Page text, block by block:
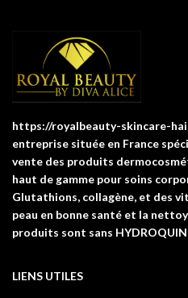
https://royalbeauty-skincare-
entreprise située en France
vente des produits
haut de gamme pour soins
Glutathions, collagène, et des
peau en bonne santé et la
produits sont sans
LIENS UTILES